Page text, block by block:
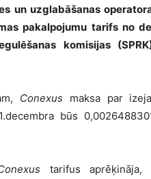
un uzglabāšanas
pakalpojumu tarifs no
komisijas
Conexus maksa par
būs
tarifus aprēķināja,